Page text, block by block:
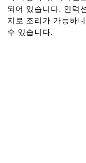
되어 있습니다. 인덕
지로 조리가 가능하
수 있습니다.